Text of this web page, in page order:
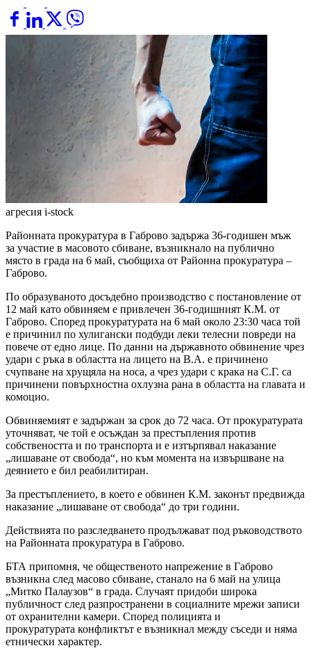
агресия i-stock
Районната прокуратура в Габрово задържа 36-годишен мъж
за участие в масовото сбиване, възникнало на публично
място в града на 6 май, съобщиха от Районна прокуратура –
Габрово.
По образуваното досъдебно производство с постановление от
12 май като обвиняем е привлечен 36-годишният К.М. от
Габрово. Според прокуратурата на 6 май около 23:30 часа той
е причинил по хулигански подбуди леки телесни повреди на
повече от едно лице. По данни на държавното обвинение чрез
удари с ръка в областта на лицето на В.А. е причинено
счупване на хрущяла на носа, а чрез удари с крака на С.Г. са
причинени повърхностна охлузна рана в областта на главата и
комоцио.
Обвиняемият е задържан за срок до 72 часа. От прокуратурата
уточняват, че той е осъждан за престъпления против
собствеността и по транспорта и е изтърпявал наказание
„лишаване от свобода“, но към момента на извършване на
деянието е бил реабилитиран.
За престъплението, в което е обвинен К.М. законът предвижда
наказание „лишаване от свобода“ до три години.
Действията по разследването продължават под ръководството
на Районната прокуратура в Габрово.
БТА припомня, че общественото напрежение в Габрово
възникна след масово сбиване, станало на 6 май на улица
„Митко Палаузов“ в града. Случаят придоби широка
публичност след разпространени в социалните мрежи записи
от охранителни камери. Според полицията и
прокуратурата конфликтът е възникнал между съседи и няма
етнически характер.